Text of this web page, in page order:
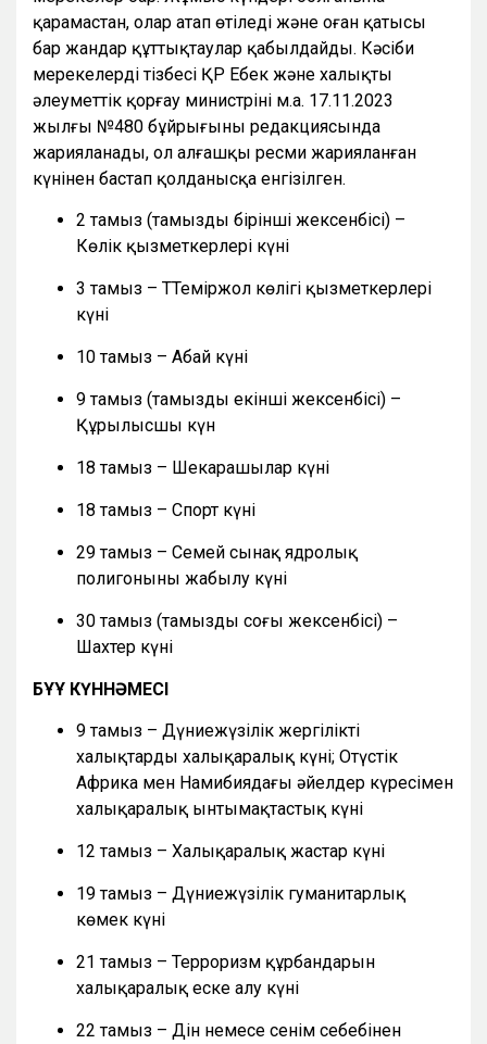
қарамастан, олар атап өтіледі және оған қатысы
бар жандар құттықтаулар қабылдайды. Кәсіби
мерекелердің тізбесі ҚР Еңбек және халықты
әлеуметтік қорғау министрінің м.а. 17.11.2023
жылғы №480 бұйрығының редакциясында
жарияланады, ол алғашқы ресми жарияланған
күнінен бастап қолданысқа енгізілген.
2 тамыз (тамыздың бірінші жексенбісі) –
Көлік қызметкерлері күні
3 тамыз – ТТеміржол көлігі қызметкерлері
күні
10 тамыз – Абай күні
9 тамыз (тамыздың екінші жексенбісі) –
Құрылысшы күн
18 тамыз – Шекарашылар күні
18 тамыз – Спорт күні
29 тамыз – Семей сынақ ядролық
полигонының жабылу күні
30 тамыз (тамыздың соңғы жексенбісі) –
Шахтер күні
БҰҰ КҮННӘМЕСІ
9 тамыз – Дүниежүзілік жергілікті
халықтардың халықаралық күні; Оңтүстік
Африка мен Намибиядағы әйелдер күресімен
халықаралық ынтымақтастық күні
12 тамыз – Халықаралық жастар күні
19 тамыз – Дүниежүзілік гуманитарлық
көмек күні
21 тамыз – Терроризм құрбандарын
халықаралық еске алу күні
22 тамыз – Дін немесе сенім себебінен